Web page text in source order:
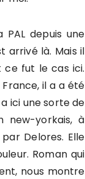
depuis une
arrivé là. Mais il
fut le cas ici.
il a a été
ici une sorte de
new-yorkais, à
Delores. Elle
Roman qui
nous montre